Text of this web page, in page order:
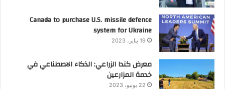
Canada to purchase U.S. missile defence
system for Ukraine
19 يناير، 2023
معرض كندا الزراعي: الذكاء الاصطناعي في
خدمة المزارعين
22 يونيو، 2023